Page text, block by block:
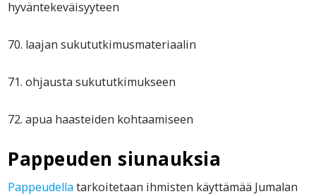
hyväntekeväisyyteen
70. laajan sukututkimusmateriaalin
71. ohjausta sukututkimukseen
72. apua haasteiden kohtaamiseen
Pappeuden siunauksia
Pappeudellatarkoitetaan ihmisten käyttämää Jumalan